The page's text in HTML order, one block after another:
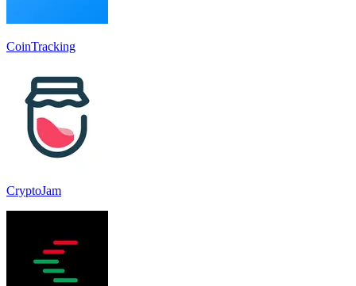
CoinTracking
CryptoJam